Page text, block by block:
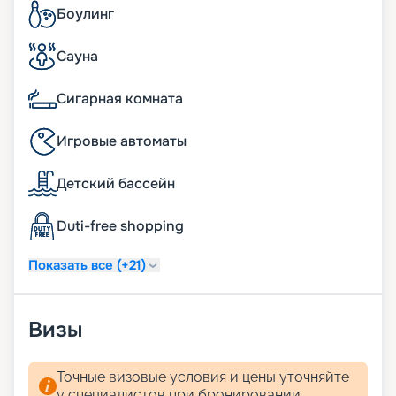
Боулинг
Сауна
Сигарная комната
Игровые автоматы
Детский бассейн
Duti-free shopping
Показать все (+21)
Визы
Точные визовые условия и цены уточняйте